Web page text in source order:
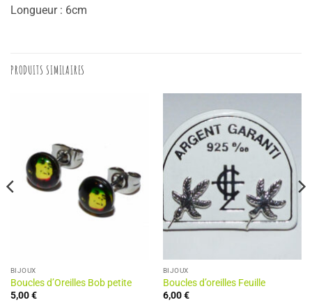
Longueur : 6cm
PRODUITS SIMILAIRES
BIJOUX
Boucles d’Oreilles Bob petite
5,00€
BIJOUX
Boucles d’oreilles Feuille
6,00€